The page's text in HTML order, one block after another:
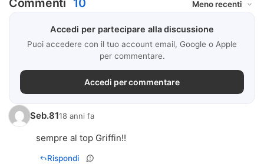
Accedi per partecipare alla discussione
Puoi accedere con il tuo account email, Google o Apple
per commentare.
Accedi per commentare
Seb.8118 anni fa
sempre al top Griffin!!
Rispondi